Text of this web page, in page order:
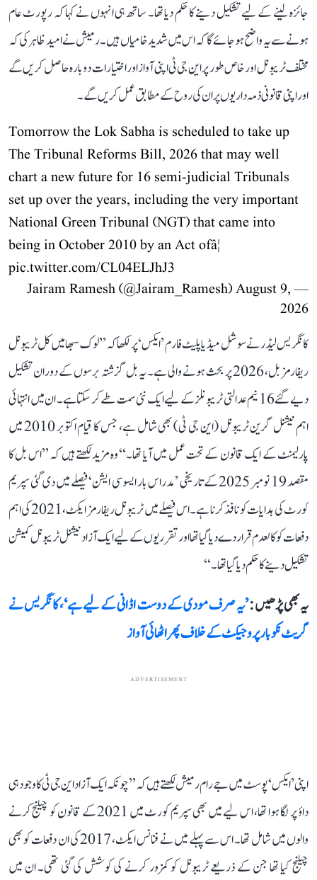
جائزہ لینے کے لیے تشکیل دینے کا حکم دیا تھا۔ ساتھ ہی انہوں نے کہا کہ رپورٹ عام
ہونے سے یہ واضح ہو جائے گا کہ اس میں شدید خامیاں ہیں۔ رمیش نے امید ظاہر کی کہ
مختلف ٹریبونل اور خاص طور پر این جی ٹی اپنی آواز اور اختیارات دوبارہ حاصل کریں گے
اور اپنی قانونی ذمہ داریوں پر ان کی روح کے مطابق عمل کریں گے۔
Tomorrow the Lok Sabha is scheduled to take up
The Tribunal Reforms Bill, 2026 that may well
chart a new future for 16 semi-judicial Tribunals
set up over the years, including the very important
National Green Tribunal (NGT) that came into
being in October 2010 by an Act ofâ¦
pic.twitter.com/CL04ELJhJ3
— Jairam Ramesh (@Jairam_Ramesh)
August 9,
2026
کانگریس لیڈر نے سوشل میڈیا پلیٹ فارم ’ایکس‘ پر لکھا کہ ’’لوک سبھا میں کل ٹریبونل
ریفارمز بل، 2026 پر بحث ہونے والی ہے۔ یہ بل گزشتہ برسوں کے دوران تشکیل
دیے گئے 16 نیم عدالتی ٹریبونلز کے لیے ایک نئی سمت طے کر سکتا ہے۔ ان میں انتہائی
اہم نیشنل گرین ٹریبونل (این جی ٹی) بھی شامل ہے، جس کا قیام اکتوبر 2010 میں
پارلیمنٹ کے ایک قانون کے تحت عمل میں آیا تھا۔‘‘ وہ مزید لکھتے ہیں کہ ’’اس بل کا
مقصد 19 نومبر 2025 کے تاریخی ’مدراس بار ایسوسی ایشن‘ فیصلے میں دی گئی سپریم
کورٹ کی ہدایات کو نافذ کرنا ہے۔ اس فیصلے میں ٹریبونل ریفارمز ایکٹ، 2021 کی اہم
دفعات کو کالعدم قرار دے دیا گیا تھا اور تقرریوں کے لیے ایک آزاد نیشنل ٹریبونل کمیشن
تشکیل دینے کا حکم دیا گیا تھا۔‘‘
یہ بھی پڑھیں :’یہ صرف مودی کے دوست اڈانی کے لیے ہے‘، کانگریس نے
گریٹ نکوبار پروجیکٹ کے خلاف پھر اٹھائی آواز
ADVERTISEMENT
اپنی ’ایکس‘ پوسٹ میں جے رام رمیش لکھتے ہیں کہ ’’چونکہ ایک آزاد این جی ٹی کا وجود ہی
داؤ پر لگا ہوا تھا، اس لیے میں بھی سپریم کورٹ میں 2021 کے قانون کو چیلنج کرنے
والوں میں شامل تھا۔ اس سے پہلے میں نے فنانس ایکٹ، 2017 کی ان دفعات کو بھی
چیلنج کیا تھا جن کے ذریعے ٹریبونل کو کمزور کرنے کی کوشش کی گئی تھی۔ ان میں